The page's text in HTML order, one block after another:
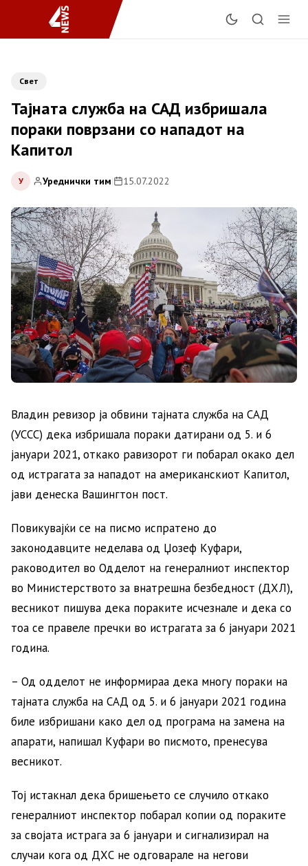
Свет
Тајната служба на САД избришала
пораки поврзани со нападот на
Капитол
У Уреднички тим| 15.07.2022
Владин ревизор ја обвини тајната служба на САД
(УССС) дека избришала пораки датирани од 5. и 6
јануари 2021, откако равизорот ги побарал окако дел
од истрагата за нападот на американскиот Капитол,
јави денеска Вашингтон пост.
Повикувајќи се на писмо испратено до
законодавците неделава од Џозеф Куфари,
раководител во Одделот на генералниот инспектор
во Министерството за внатрешна безбедност (ДХЛ),
весникот пишува дека пораките исчезнале и дека со
тоа се правеле пречки во истрагата за 6 јануари 2021
година.
– Од одделот не информираа дека многу пораки на
тајната служба на САД од 5. и 6 јануари 2021 година
биле избришани како дел од програма на замена на
апарати, напишал Куфари во писмото, пренесува
весникот.
Тој истакнал дека бришењето се случило откако
генералниот инспектор побарал копии од пораките
за својата истрага за 6 јануари и сигнализирал на
случаи кога од ДХС не одговарале на негови